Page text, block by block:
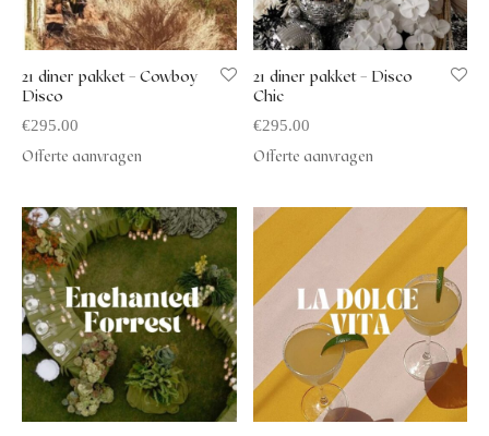
21 diner pakket – Cowboy
Disco
€295.00
Offerte aanvragen
21 diner pakket – Disco
Chic
€295.00
Offerte aanvragen